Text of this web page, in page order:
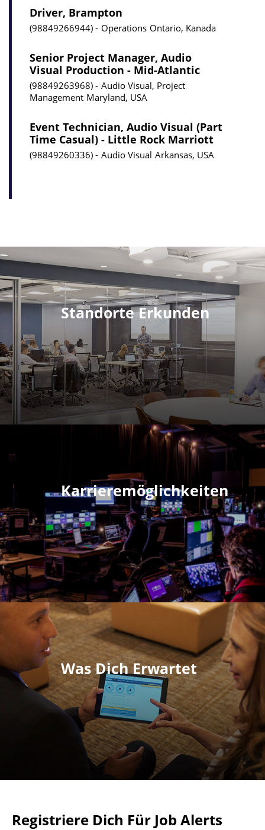
Driver, Brampton
98849266944 Operations Ontario, Kanada
Senior Project Manager, Audio
Visual Production - Mid-Atlantic
98849263968
Audio Visual, Project
Management Maryland, USA
Event Technician, Audio Visual (Part
Time Casual) - Little Rock Marriott
98849260336 Audio Visual Arkansas, USA
Standorte Erkunden
Karrieremöglichkeiten
Was Dich Erwartet
Registriere Dich Für Job Alerts